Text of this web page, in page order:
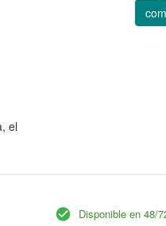
el
Disponible en 48/